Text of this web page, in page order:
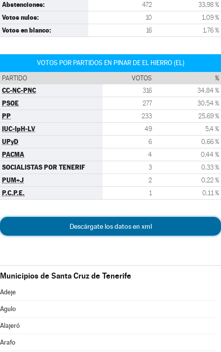
Abstenciones: 472 33,98 %
Votos nulos: 10 1,09 %
Votos en blanco: 16 1,76 %
VOTOS POR PARTIDOS EN PINAR DE EL HIERRO (EL)
PARTIDO VOTOS %
CC-NC-PNC 316 34,84 %
PSOE 277 30,54 %
PP 233 25,69 %
IUC-IpH-LV 49 5,4 %
UPyD 6 0,66 %
PACMA 4 0,44 %
SOCIALISTAS POR TENERIF 3 0,33 %
PUM+J 2 0,22 %
P.C.P.E. 1 0,11 %
Descárgate los datos en xml
Municipios de Santa Cruz de Tenerife
Adeje
Agulo
Alajeró
Arafo